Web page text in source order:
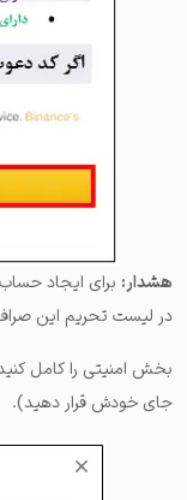
هشدار:
در لیست تحریم این
بخش امنیتی را کامل
جای خودش قرار دهید).